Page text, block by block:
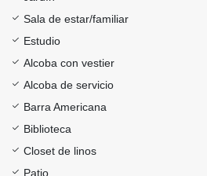
Sala de estar/familiar
Estudio
Alcoba con vestier
Alcoba de servicio
Barra Americana
Biblioteca
Closet de linos
Patio